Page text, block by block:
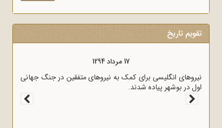
تقویم تاریخ
17 مرداد 1294
نیروهای انگلیسی برای کمک به نیروهای متفقین در جنگ جهانی
اول در بوشهر پیاده شدند.